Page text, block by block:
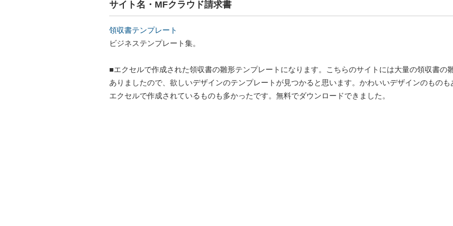
サイト名・MFクラウド請求書
領収書テンプレート
ビジネステンプレート集。
■エクセルで作成された領収書の雛形テンプレートになります。こちらのサイトには大量の領収書の
ありましたので、欲しいデザインのテンプレートが見つかると思います。かわいいデザインのものも
エクセルで作成されているものも多かったです。無料でダウンロードできました。